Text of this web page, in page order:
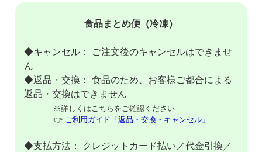
食品まとめ便（冷凍）
◆キャンセル： ご注文後のキャンセルはできませ
ん
◆返品・交換： 食品のため、お客様ご都合による
返品・交換はできません
※詳しくはこちらをご確認ください
👉 ご利用ガイド「返品・交換・キャンセル」
◆支払方法： クレジットカード払い／代金引換／